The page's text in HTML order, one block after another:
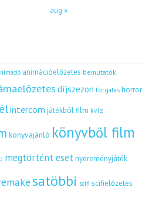
aug »
animációelőzetes bemutatók
díjszezon forgatás horror
intercom játékból film kvíz
könyvajánló könyvből film
megtörtént eset nyereményjáték
satöbbi scifi scifielőzetes